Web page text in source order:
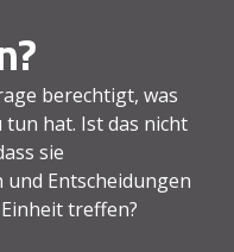
berechtigt, was
hat. Ist das nicht
sie
Entscheidungen
treffen?